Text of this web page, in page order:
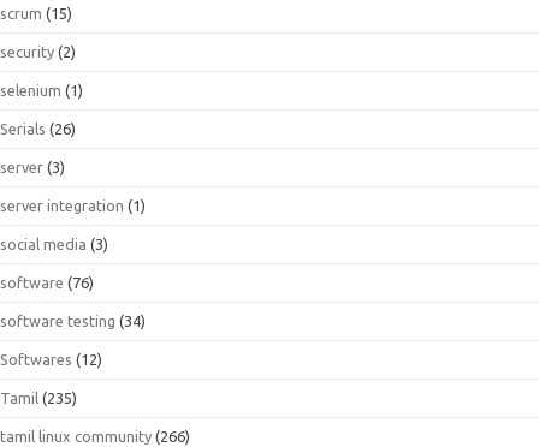
scrum (15)
security (2)
selenium (1)
Serials (26)
server (3)
server integration (1)
social media (3)
software (76)
software testing (34)
Softwares (12)
Tamil (235)
tamil linux community (266)